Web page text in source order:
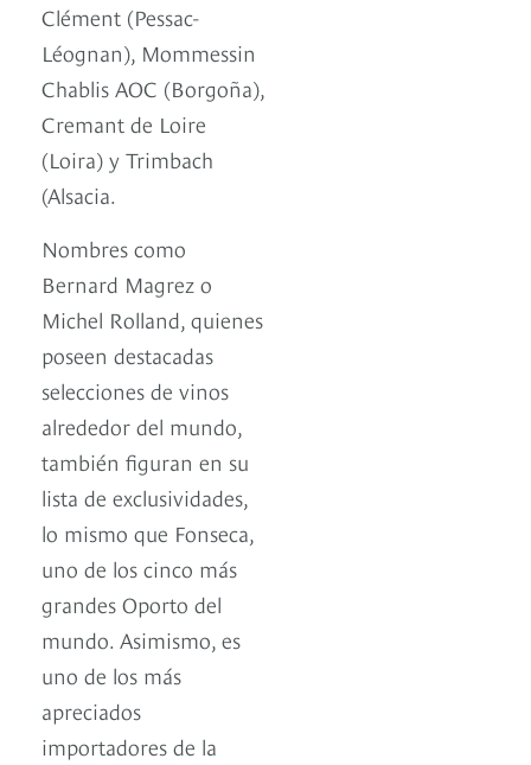
Clément (Pessac-
Léognan), Mommessin
Chablis AOC (Borgoña),
Cremant de Loire
(Loira) y Trimbach
(Alsacia.
Nombres como
Bernard Magrez o
Michel Rolland, quienes
poseen destacadas
selecciones de vinos
alrededor del mundo,
también figuran en su
lista de exclusividades,
lo mismo que Fonseca,
uno de los cinco más
grandes Oporto del
mundo. Asimismo, es
uno de los más
apreciados
importadores de la